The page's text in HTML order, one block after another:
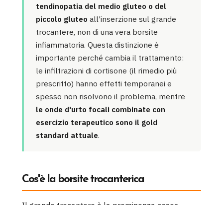
tendinopatia del medio gluteo o del
piccolo gluteo all'inserzione sul grande
trocantere, non di una vera borsite
infiammatoria. Questa distinzione è
importante perché cambia il trattamento:
le infiltrazioni di cortisone (il rimedio più
prescritto) hanno effetti temporanei e
spesso non risolvono il problema, mentre
le onde d'urto focali combinate con
esercizio terapeutico sono il gold
standard attuale.
Cos'è la borsite trocanterica